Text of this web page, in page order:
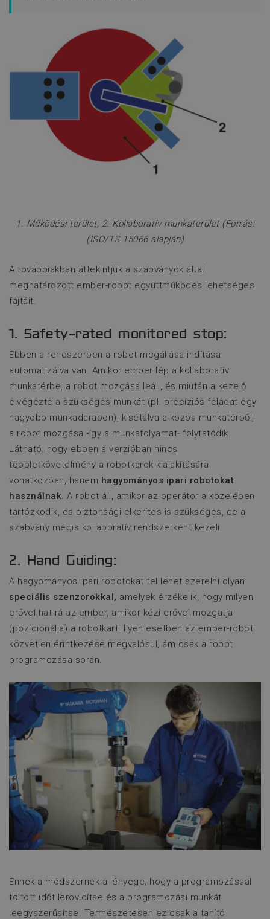
1. Működési terület; 2. Kollaboratív munkaterület (Forrás:
(ISO/TS 15066 alapján)
A továbbiakban áttekintjük a szabványok által
meghatározott ember-robot együttműködés lehetséges
fajtáit.
1. Safety-rated monitored stop:
Ebben a rendszerben a robot megállása-indítása
automatizálva van. Amikor ember lép a kollaboratív
munkatérbe, a robot mozgása leáll, és miután a kezelő
elvégezte a szükséges munkát (pl. precíziós feladat egy
nagyobb munkadarabon), kisétálva a közös munkatérből,
a robot mozgása -így a munkafolyamat- folytatódik.
Látható, hogy ebben a verzióban nincs
többletkövetelmény a robotkarok kialakítására
vonatkozóan, hanem hagyományos ipari robotokat
használnak. A robot áll, amikor az operátor a közelében
tartózkodik, és biztonsági elkerítés is szükséges, de a
szabvány mégis kollaboratív rendszerként kezeli.
2. Hand Guiding:
A hagyományos ipari robotokat fel lehet szerelni olyan
speciális szenzorokkal, amelyek érzékelik, hogy milyen
erővel hat rá az ember, amikor kézi erővel mozgatja
(pozícionálja) a robotkart. Ilyen esetben az ember-robot
közvetlen érintkezése megvalósul, ám csak a robot
programozása során.
Ennek a módszernek a lényege, hogy a programozással
töltött időt lerövidítse és a programozási munkát
leegyszerűsítse. Természetesen ez csak a tanító